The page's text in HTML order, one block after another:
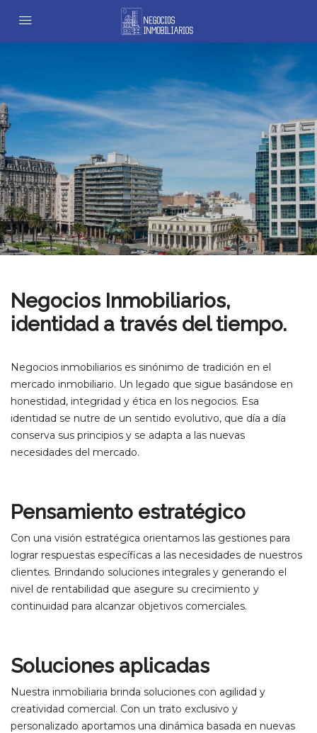
Negocios Inmobiliarios,
identidad a través del tiempo.
Negocios inmobiliarios es sinónimo de tradición en el
mercado inmobiliario. Un legado que sigue basándose en
honestidad, integridad y ética en los negocios. Esa
identidad se nutre de un sentido evolutivo, que día a día
conserva sus principios y se adapta a las nuevas
necesidades del mercado.
Pensamiento estratégico
Con una visión estratégica orientamos las gestiones para
lograr respuestas específicas a las necesidades de nuestros
clientes. Brindando soluciones integrales y generando el
nivel de rentabilidad que asegure su crecimiento y
continuidad para alcanzar objetivos comerciales.
Soluciones aplicadas
Nuestra inmobiliaria brinda soluciones con agilidad y
creatividad comercial. Con un trato exclusivo y
personalizado aportamos una dinámica basada en nuevas